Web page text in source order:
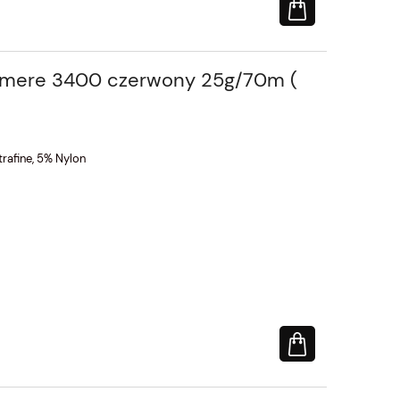
3400 czerwony 25g/70m (
5% Nylon